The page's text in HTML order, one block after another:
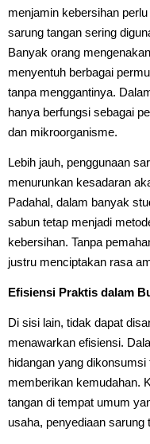
menjamin kebersihan
sarung tangan sering
Banyak orang
menyentuh berbagai
tanpa menggantinya.
hanya berfungsi sebagai
dan mikroorganisme.
Lebih jauh, penggunaan
menurunkan kesadaran
Padahal, dalam banyak
sabun tetap menjadi
kebersihan. Tanpa
justru menciptakan rasa
Efisiensi Praktis dalam
Di sisi lain, tidak dapat
menawarkan efisiensi.
hidangan yang
memberikan kemudahan.
tangan di tempat umum
usaha, penyediaan sarung